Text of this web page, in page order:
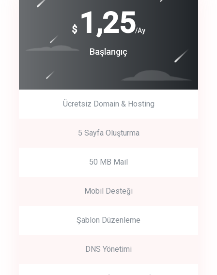
$ 1,25/Ay
Başlangıç
Ücretsiz Domain & Hosting
5 Sayfa Oluşturma
50 MB Mail
Mobil Desteği
Şablon Düzenleme
DNS Yönetimi
Free
Basic